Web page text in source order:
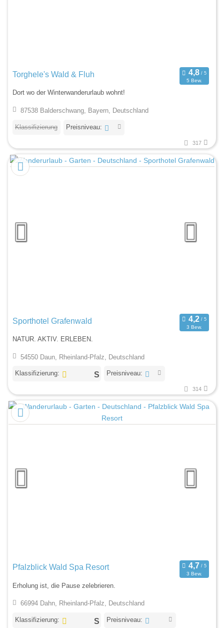
Torghele's Wald & Fluh
5 Bew.
Dort wo der Winterwanderurlaub wohnt!
87538 Balderschwang, Bayern, Deutschland
Klassifizierung Preisniveau:
317
Sporthotel Grafenwald
3 Bew.
NATUR. AKTIV. ERLEBEN.
54550 Daun, Rheinland-Pfalz, Deutschland
Klassifizierung: Preisniveau:
314
Pfalzblick Wald Spa Resort
3 Bew.
Erholung ist, die Pause zelebrieren.
66994 Dahn, Rheinland-Pfalz, Deutschland
Klassifizierung: Preisniveau: